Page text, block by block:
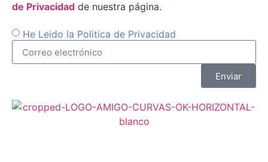
de Privacidad de nuestra página.
He Leido la Politica de Privacidad
Enviar